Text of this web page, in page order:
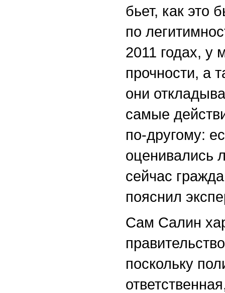
бьет, как это
по
2011 годах, у
прочности, а
они
самые
по-другому:
оценивались
сейчас
пояснил
Сам Салин
поскольку